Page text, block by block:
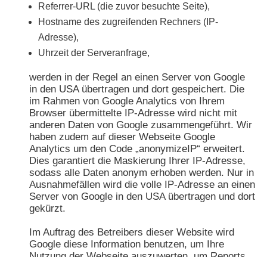
Referrer-URL (die zuvor besuchte Seite),
Hostname des zugreifenden Rechners (IP-
Adresse),
Uhrzeit der Serveranfrage,
werden in der Regel an einen Server von Google
in den USA übertragen und dort gespeichert. Die
im Rahmen von Google Analytics von Ihrem
Browser übermittelte IP-Adresse wird nicht mit
anderen Daten von Google zusammengeführt. Wir
haben zudem auf dieser Webseite Google
Analytics um den Code „anonymizeIP“ erweitert.
Dies garantiert die Maskierung Ihrer IP-Adresse,
sodass alle Daten anonym erhoben werden. Nur in
Ausnahmefällen wird die volle IP-Adresse an einen
Server von Google in den USA übertragen und dort
gekürzt.
Im Auftrag des Betreibers dieser Website wird
Google diese Information benutzen, um Ihre